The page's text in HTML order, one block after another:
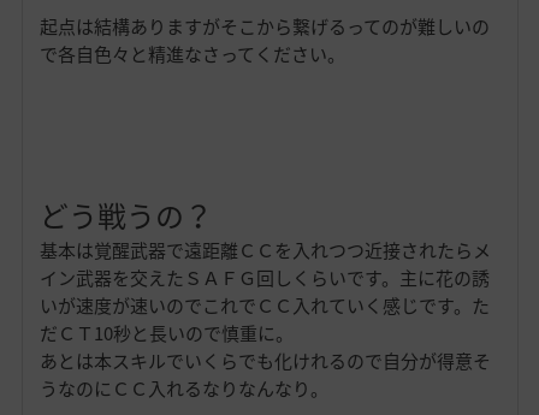
起点は結構ありますがそこから繋げるってのが難しいの
で各自色々と精進なさってください。
どう戦うの？
基本は覚醒武器で遠距離ＣＣを入れつつ近接されたらメ
イン武器を交えたＳＡＦＧ回しくらいです。主に花の誘
いが速度が速いのでこれでＣＣ入れていく感じです。た
だＣＴ10秒と長いので慎重に。
あとは本スキルでいくらでも化けれるので自分が得意そ
うなのにＣＣ入れるなりなんなり。